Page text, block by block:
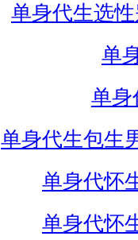
单身代生选
单
单身
单身代生包生
单身代怀
单身代怀